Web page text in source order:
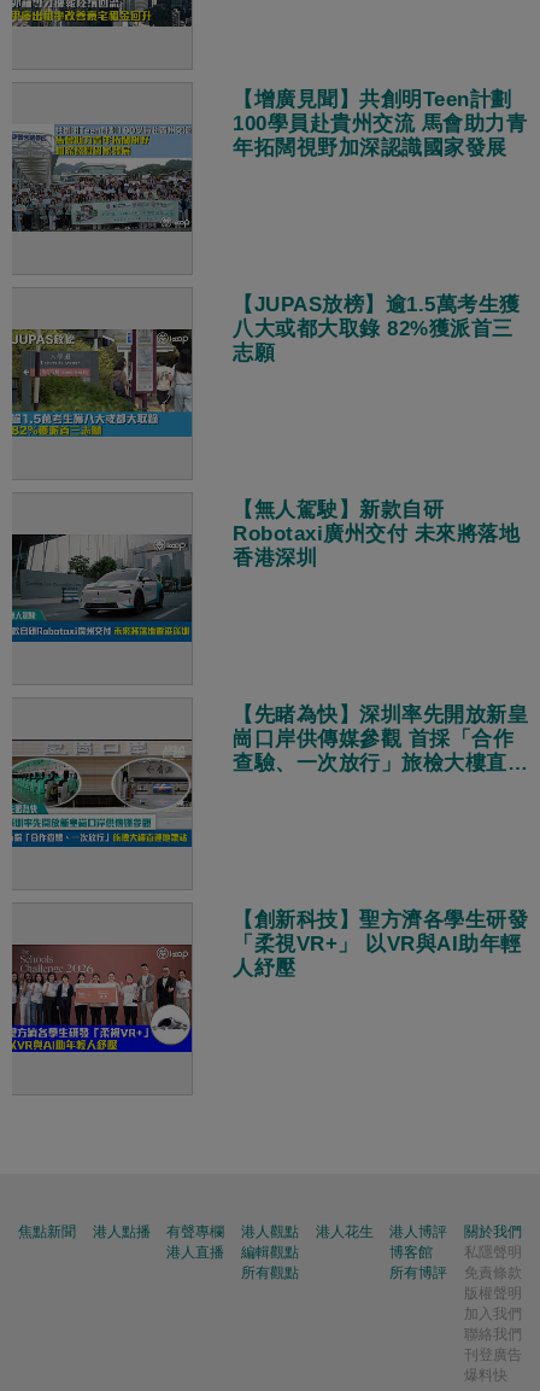
【增廣見聞】共創明Teen計劃
100學員赴貴州交流 馬會助力青
年拓闊視野加深認識國家發展
【JUPAS放榜】逾1.5萬考生獲
八大或都大取錄 82%獲派首三
志願
【無人駕駛】新款自研
Robotaxi廣州交付 未來將落地
香港深圳
【先睹為快】深圳率先開放新皇
崗口岸供傳媒參觀 首採「合作
查驗、一次放行」旅檢大樓直連
【創新科技】聖方濟各學生研發
「柔視VR+」 以VR與AI助年輕
人紓壓
焦點新聞 港人點播
有聲專欄
港人直播
港人觀點
編輯觀點
所有觀點
港人花生
港人博評
博客館
所有博評
關於我們
私隱聲明
免責條款
版權聲明
加入我們
聯絡我們
刊登廣告
爆料快